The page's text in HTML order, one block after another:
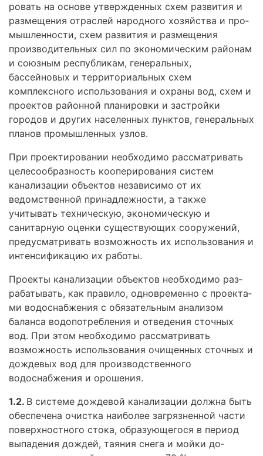
ровать на основе утвержденных схем развития и
размещения отраслей народного хозяйства и про­
мышленности, схем развития и размещения
производительных сил по экономическим районам
и союзным республикам, генеральных,
бассейновых и территориальных схем
комплексного использования и охраны вод, схем и
проектов районной планиров­ки и застройки
городов и других населенных пунк­тов, генеральных
планов промышленных узлов.
При проектировании необходимо рассматривать
целесообразность кооперирования систем
канализа­ции объектов независимо от их
ведомственной при­надлежности, а также
учитывать техническую, экономическую и
санитарную оценки существую­щих сооружений,
предусматривать возможность их использования и
интенсификацию их работы.
Проекты канализации объектов необходимо раз­
рабатывать, как правило, одновременно с проекта­
ми водоснабжения с обязательным анализом
балан­са водопотребления и отведения сточных
вод. При этом необходимо рассматривать
возможность ис­пользования очищенных сточных и
дождевых вод для производственного
водоснабжения и орошения.
1.2. В системе дождевой канализации должна быть
обеспечена очистка наиболее загрязненной части
поверхностного стока, образующегося в период
выпадения дождей, таяния снега и мойки до­